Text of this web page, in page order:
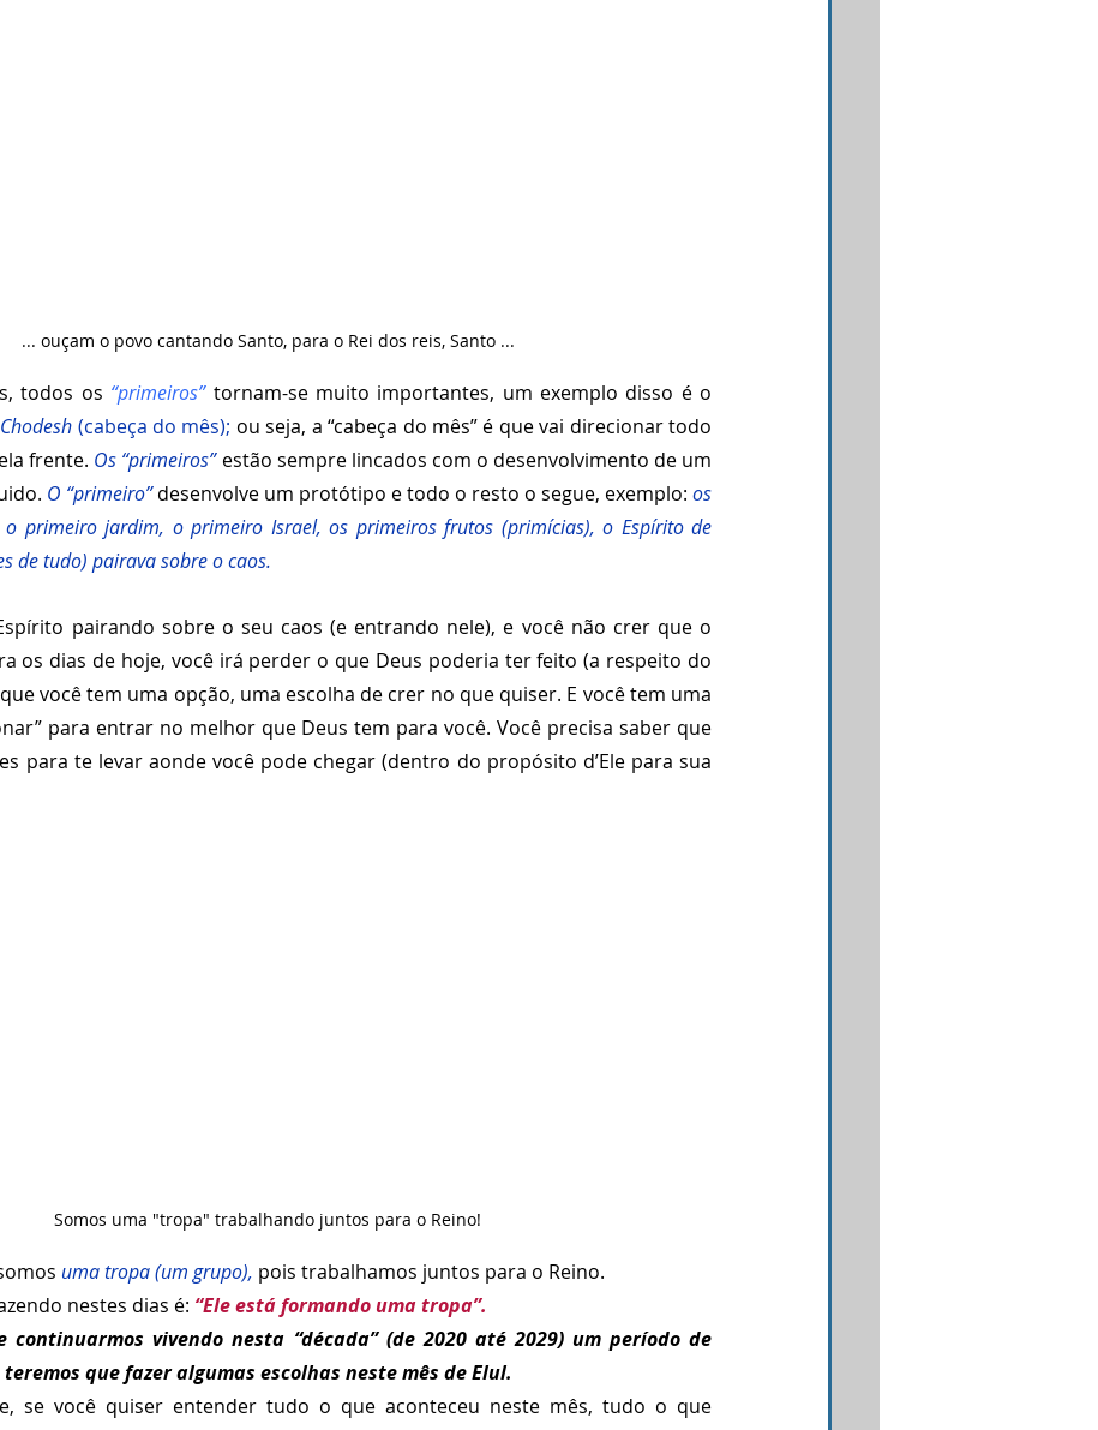
... ouçam o povo cantando Santo, para o Rei dos reis, Santo ...
todos os “primeiros” tornam-se muito importantes, um exemplo disso é o
(cabeça do mês); ou seja, a “cabeça do mês” é que vai direcionar todo
frente. Os “primeiros” estão sempre lincados com o desenvolvimento de um
O “primeiro” desenvolve um protótipo e todo o resto o segue, exemplo: os
o primeiro jardim, o primeiro Israel, os primeiros frutos (primícias), o Espírito de
de tudo) pairava sobre o caos.
pairando sobre o seu caos (e entrando nele), e você não crer que o
os dias de hoje, você irá perder o que Deus poderia ter feito (a respeito do
você tem uma opção, uma escolha de crer no que quiser. E você tem uma
para entrar no melhor que Deus tem para você. Você precisa saber que
para te levar aonde você pode chegar (dentro do propósito d’Ele para sua
Somos uma "tropa" trabalhando juntos para o Reino!
uma tropa (um grupo), pois trabalhamos juntos para o Reino.
nestes dias é: “Ele está formando uma tropa”.
continuarmos vivendo nesta “década” (de 2020 até 2029) um período de
que fazer algumas escolhas neste mês de Elul.
se você quiser entender tudo o que aconteceu neste mês, tudo o que